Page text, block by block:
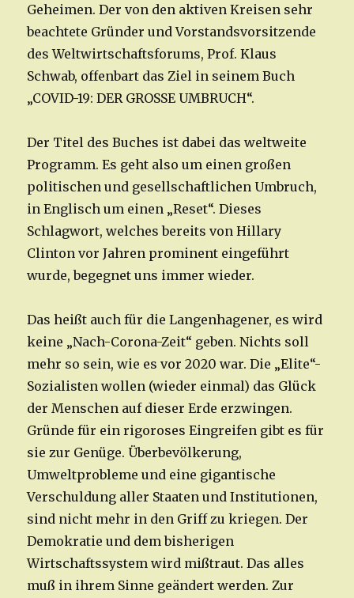
Geheimen. Der von den aktiven Kreisen sehr
beachtete Gründer und Vorstands­vorsitzende
des Weltwirtschaftsforums, Prof. Klaus
Schwab, offenbart das Ziel in seinem Buch
„COVID-19: DER GROSSE UMBRUCH“.
Der Titel des Buches ist dabei das weltweite
Programm. Es geht also um einen großen
politischen und gesellschaftlichen Umbruch,
in Englisch um einen „Reset“. Dieses
Schlagwort, welches bereits von Hillary
Clinton vor Jahren prominent eingeführt
wurde, begegnet uns immer wieder.
Das heißt auch für die Langenhagener, es wird
keine „Nach-Corona-Zeit“ geben. Nichts soll
mehr so sein, wie es vor 2020 war. Die „Elite“-
Sozialisten wollen (wieder einmal) das Glück
der Menschen auf dieser Erde erzwingen.
Gründe für ein rigoroses Eingreifen gibt es für
sie zur Genüge. Überbevölkerung,
Umweltprobleme und eine gigantische
Verschuldung aller Staaten und Institutionen,
sind nicht mehr in den Griff zu kriegen. Der
Demokratie und dem bisherigen
Wirtschaftssystem wird mißtraut. Das alles
muß in ihrem Sinne geändert werden. Zur